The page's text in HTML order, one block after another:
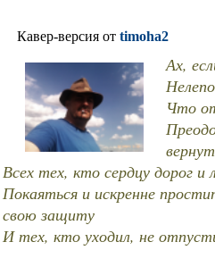
Кавер-версия от timoha2
Ах,
Что
Всех тех, кто сердцу дорог и
Покаяться и искренне
свою защиту
И тех, кто уходил, не